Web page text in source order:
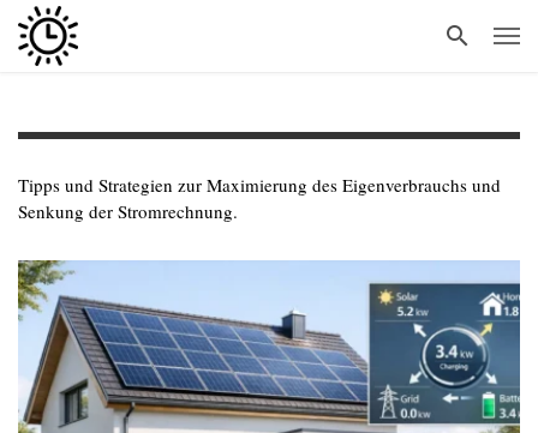
Tipps und Strategien zur Maximierung des Eigenverbrauchs und
Senkung der Stromrechnung.